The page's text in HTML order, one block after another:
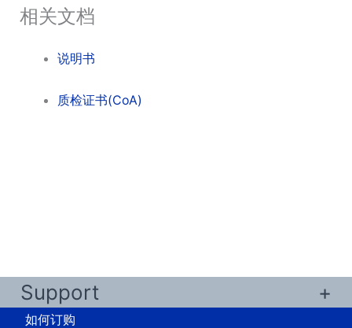
相关文档
说明书
质检证书(CoA)
Support
如何订购